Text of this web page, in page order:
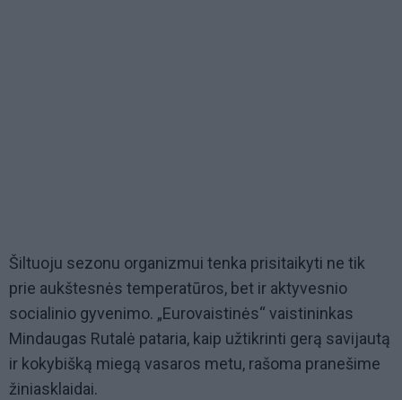
Šiltuoju sezonu organizmui tenka prisitaikyti ne tik
prie aukštesnės temperatūros, bet ir aktyvesnio
socialinio gyvenimo. „Eurovaistinės“ vaistininkas
Mindaugas Rutalė pataria, kaip užtikrinti gerą savijautą
ir kokybišką miegą vasaros metu, rašoma pranešime
žiniasklaidai.